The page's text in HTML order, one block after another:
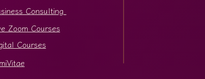
Consulting
Zoom Courses
Courses